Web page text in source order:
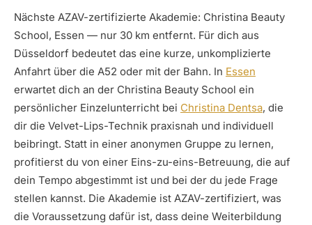
Nächste AZAV-zertifizierte Akademie: Christina Beauty
School, Essen — nur 30 km entfernt. Für dich aus
Düsseldorf bedeutet das eine kurze, unkomplizierte
Anfahrt über die A52 oder mit der Bahn. In Essen
erwartet dich an der Christina Beauty School ein
persönlicher Einzelunterricht bei Christina Dentsa, die
dir die Velvet-Lips-Technik praxisnah und individuell
beibringt. Statt in einer anonymen Gruppe zu lernen,
profitierst du von einer Eins-zu-eins-Betreuung, die auf
dein Tempo abgestimmt ist und bei der du jede Frage
stellen kannst. Die Akademie ist AZAV-zertifiziert, was
die Voraussetzung dafür ist, dass deine Weiterbildung